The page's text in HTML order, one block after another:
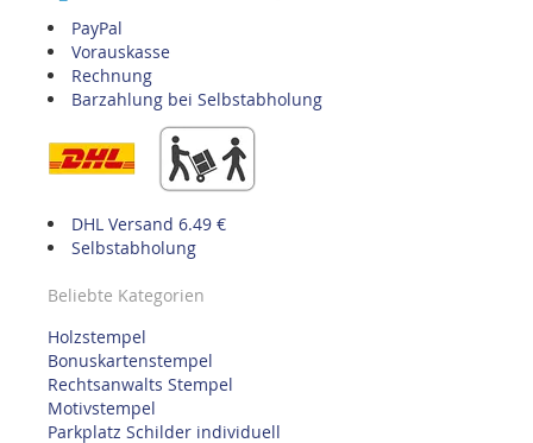
PayPal
Vorauskasse
Rechnung
Barzahlung bei Selbstabholung
DHL Versand 6.49 €
Selbstabholung
Beliebte Kategorien
Holzstempel
Bonuskartenstempel
Rechtsanwalts Stempel
Motivstempel
Parkplatz Schilder individuell